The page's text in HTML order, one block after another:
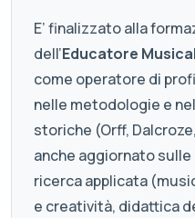
E’ finalizzato alla
dell’Educatore
come operatore di
nelle metodologie e
storiche (Orff,
anche aggiornato
ricerca applicata
e creatività, didattica